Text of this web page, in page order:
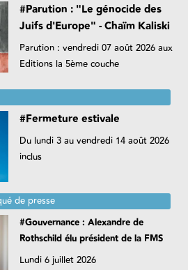
#Parution : "Le génocide des
Juifs d'Europe" - Chaïm Kaliski
Parution : vendredi 07 août 2026 aux
Editions la 5ème couche
#Fermeture estivale
Du lundi 3 au vendredi 14 août 2026
inclus
de presse
#Gouvernance : Alexandre de
Rothschild élu président de la FMS
Lundi 6 juillet 2026